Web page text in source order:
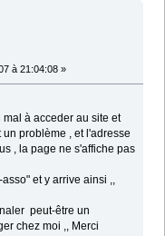
à 21:04:08 »
à acceder au site et
problème , et l'adresse
, la page ne s'affiche pas
et y arrive ainsi ,,
peut-être un
chez moi ,, Merci